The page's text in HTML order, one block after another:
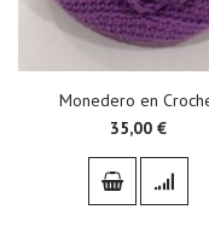
Monedero en
35,00 €